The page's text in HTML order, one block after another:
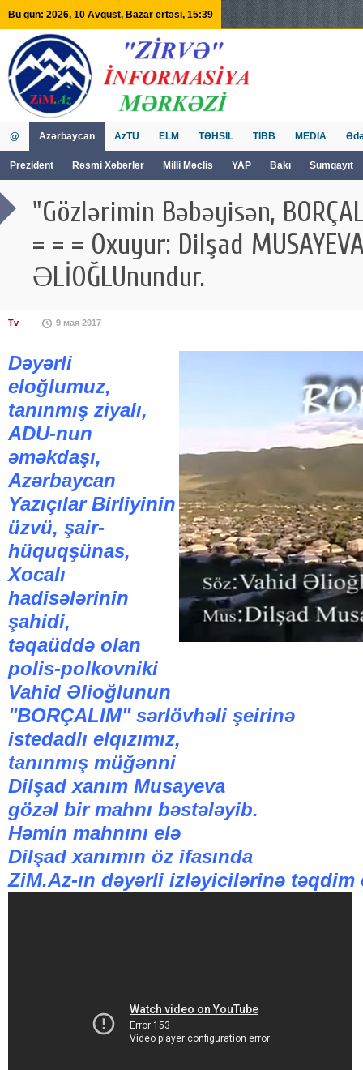
Bu gün: 2026, 10 Avqust, Bazar ertəsi, 15:39
@ Azərbaycan
Prezident Rəsmi Xəbərlər Milli Məclis YAP Bakı Sumqayıt
AzTU ELM TƏHSİL TİBB MEDİA
"Gözlərimin Bəbəyisən,
= = = Oxuyur: Dilşad
ƏLİOĞLUnundur.
Tv 9 мая 2017
Dəyərli
eloğlumuz,
tanınmış ziyalı,
ADU-nun
əməkdaşı,
Azərbaycan
Yazıçılar Birliyinin
üzvü, şair-
hüquqşünas,
Xocalı
hadisələrinin
şahidi,
təqaüddə olan
polis-polkovniki
Vahid Əlioğlunun
"BORÇALIM" sərlövhəli şeirinə
istedadlı elqızımız,
tanınmış müğənni
Dilşad xanım Musayeva
gözəl bir mahnı bəstələyib.
Həmin mahnını elə
Dilşad xanımın öz ifasında
ZiM.Az-ın dəyərli izləyicilərinə təqdim